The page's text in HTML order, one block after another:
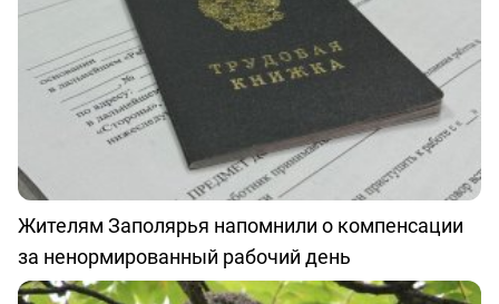
Жителям Заполярья напомнили о компенсации
за ненормированный рабочий день